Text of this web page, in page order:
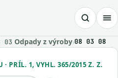
03 Odpady z výroby›08 03 08
· PRÍL. 1, VYHL. 365/2015 Z. Z.